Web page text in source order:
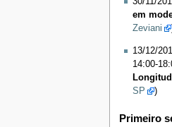
em
Zeviani
13/12/
14:00-
SP
)
Primeiro